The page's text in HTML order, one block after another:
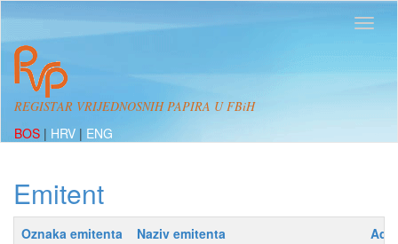
REGISTAR VRIJEDNOSNIH PAPIRA U FBiH
BOS | HRV | ENG
Emitent
Oznaka emitenta Naziv emitenta